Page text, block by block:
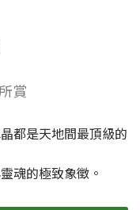
賞
都是天地間最頂級的
魂的極致象徵。